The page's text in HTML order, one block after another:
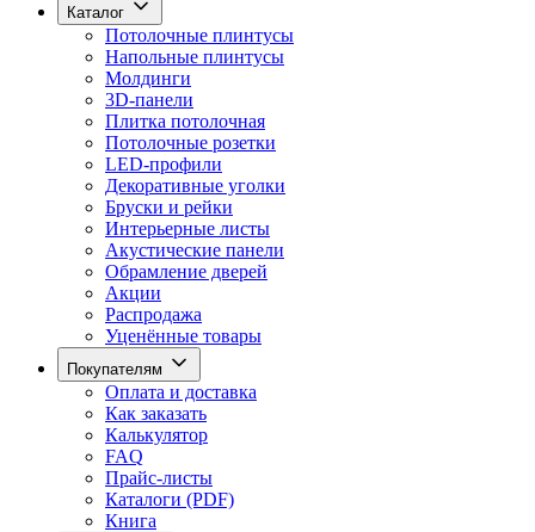
Каталог
Потолочные плинтусы
Напольные плинтусы
Молдинги
3D-панели
Плитка потолочная
Потолочные розетки
LED-профили
Декоративные уголки
Бруски и рейки
Интерьерные листы
Акустические панели
Обрамление дверей
Акции
Распродажа
Уценённые товары
Покупателям
Оплата и доставка
Как заказать
Калькулятор
FAQ
Прайс-листы
Каталоги (PDF)
Книга